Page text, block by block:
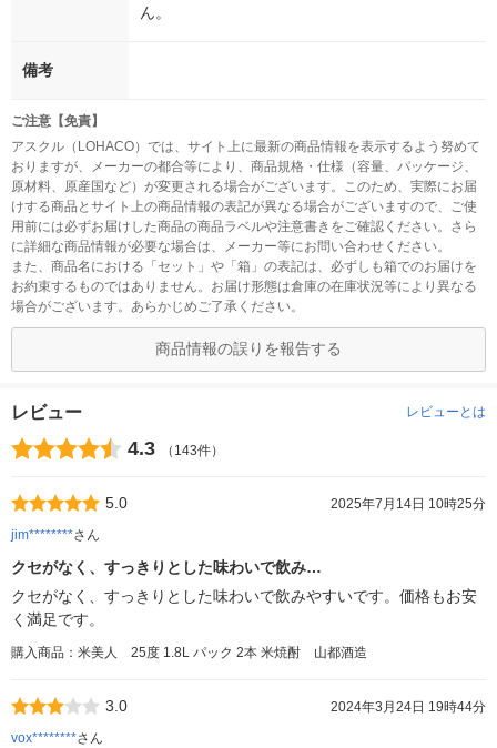
ん。
備考
ご注意【免責】
アスクル（LOHACO）では、サイト上に最新の商品情報を表示するよう努めて
おりますが、メーカーの都合等により、商品規格・仕様（容量、パッケージ、
原材料、原産国など）が変更される場合がございます。このため、実際にお届
けする商品とサイト上の商品情報の表記が異なる場合がございますので、ご使
用前には必ずお届けした商品の商品ラベルや注意書きをご確認ください。さら
に詳細な商品情報が必要な場合は、メーカー等にお問い合わせください。
また、商品名における「セット」や「箱」の表記は、必ずしも箱でのお届けを
お約束するものではありません。お届け形態は倉庫の在庫状況等により異なる
場合がございます。あらかじめご了承ください。
商品情報の誤りを報告する
レビュー レビューとは
4.3 （143件）
5.0
2025年7月14日 10時25分
jim********さん
クセがなく、すっきりとした味わいで飲み…
クセがなく、すっきりとした味わいで飲みやすいです。価格もお安
く満足です。
購入商品：米美人 25度 1.8L パック 2本 米焼酎 山都酒造
3.0
2024年3月24日 19時44分
vox********さん